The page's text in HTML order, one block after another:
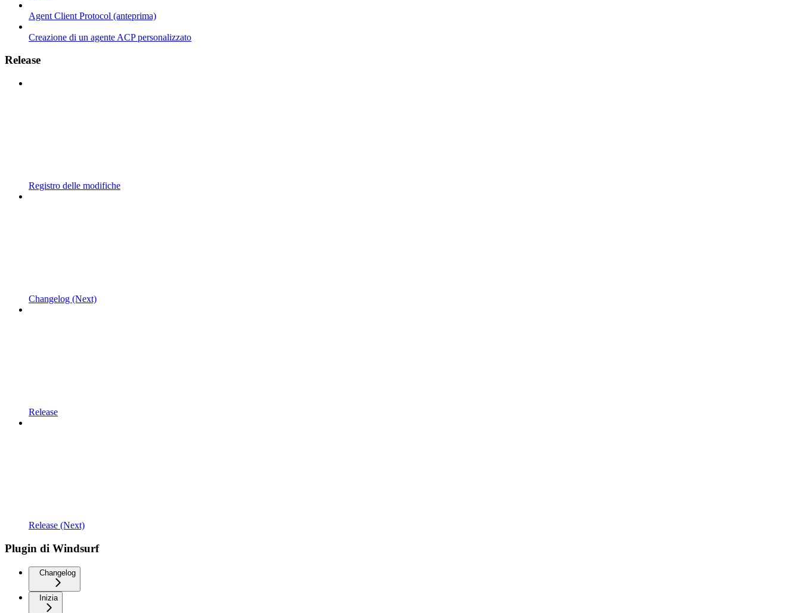
Agent Client Protocol (anteprima)
Creazione di un agente ACP personalizzato
Release
Registro delle modifiche
Changelog (Next)
Release
Release (Next)
Plugin di Windsurf
Changelog
Inizia